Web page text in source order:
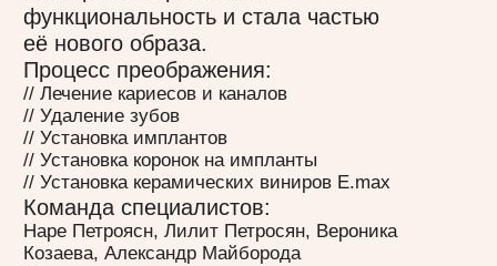
Юлия Петрова
Тотальное преображение — основное
слово, описывающее историю Юлии.
Мы провели лечение каналов, удаление
зубов и имплантацию. Как итог —
свежая и красивая улыбка, которая
радует её обладательницу.
Процесс преображения:
// Лечение кариесов и каналов
// Удаление зубов
// Установка имплантов
// Установка керамических виниров E.max
Команда специалистов:
Наре Петросян, Вероника Козаева, Александр
Майборода